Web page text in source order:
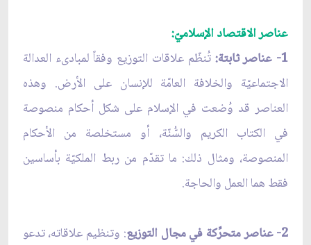
عناصر الاقتصاد الإسلاميّ:
1- عناصر ثابتة:
تُنظّم علاقات التوزيع وفقاً لمبادى‏ء العدالة
الاجتماعيّة والخلافة العامّة للإنسان على الأرض. وهذه
العناصر قد وُضعت في الإسلام على شكل أحكام منصوصة
في الكتاب الكريم والسُّنّة، أو مستخلصة من الأحكام
المنصوصة، ومثال ذلك: ما تقدّم من ربط الملكيّة بأساسين
فقط هما العمل والحاجة.
2- عناصر متحرِّكة في مجال التوزيع
: وتنظيم علاقاته، تدعو